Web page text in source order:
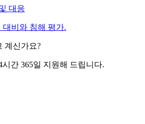
대응
대비와 침해 평가.
계신가요?
간 365일 지원해 드립니다.